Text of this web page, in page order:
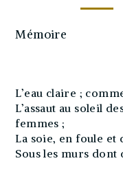
Mémoire
L’eau claire ;
L’assaut au soleil
femmes ;
La soie, en foule et
Sous les murs dont